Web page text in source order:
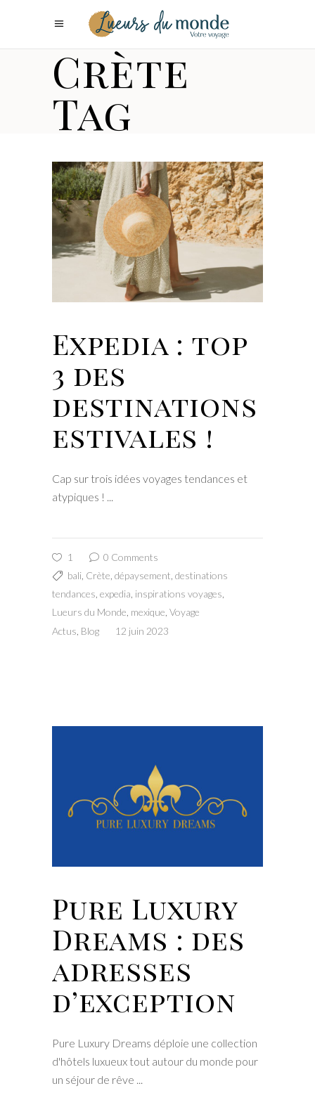
Crète
Tag
Expedia : top
3 des
destinations
estivales !
Cap sur trois idées voyages tendances et
atypiques !
1
0 Comments
bali Crète dépaysement destinations
tendances expedia inspirations voyages
Lueurs du Monde mexique Voyage
Actus Blog 12 juin 2023
Pure Luxury
Dreams : des
adresses
d’exception
Pure Luxury Dreams déploie une collection
d'hôtels luxueux tout autour du monde pour
un séjour de rêve